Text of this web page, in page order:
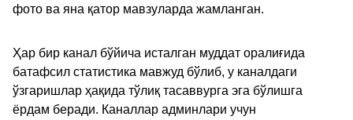
фото ва яна қатор мавзуларда жамланган.
Ҳар бир канал бўйича исталган муддат оралиғида
батафсил статистика мавжуд бўлиб, у каналдаги
ўзгаришлар ҳақида тўлиқ тасаввурга эга бўлишга
ёрдам беради. Каналлар админлари учун